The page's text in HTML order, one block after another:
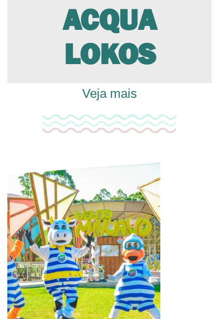
ACQUA
LOKOS
Veja mais